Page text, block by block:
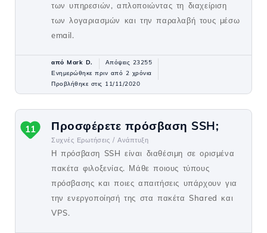
των υπηρεσιών, απλοποιώντας τη διαχείριση
των λογαριασμών και την παραλαβή τους μέσω
email.
από Mark D.
Απόψεις 23255
Ενημερώθηκε πριν από 2 χρόνια
Προβλήθηκε στις 11/11/2020
Προσφέρετε πρόσβαση SSH;
Συχνές Ερωτήσεις / Ανάπτυξη
Η πρόσβαση SSH είναι διαθέσιμη σε ορισμένα
πακέτα φιλοξενίας. Μάθε ποιους τύπους
πρόσβασης και ποιες απαιτήσεις υπάρχουν για
την ενεργοποίησή της στα πακέτα Shared και
VPS.
11